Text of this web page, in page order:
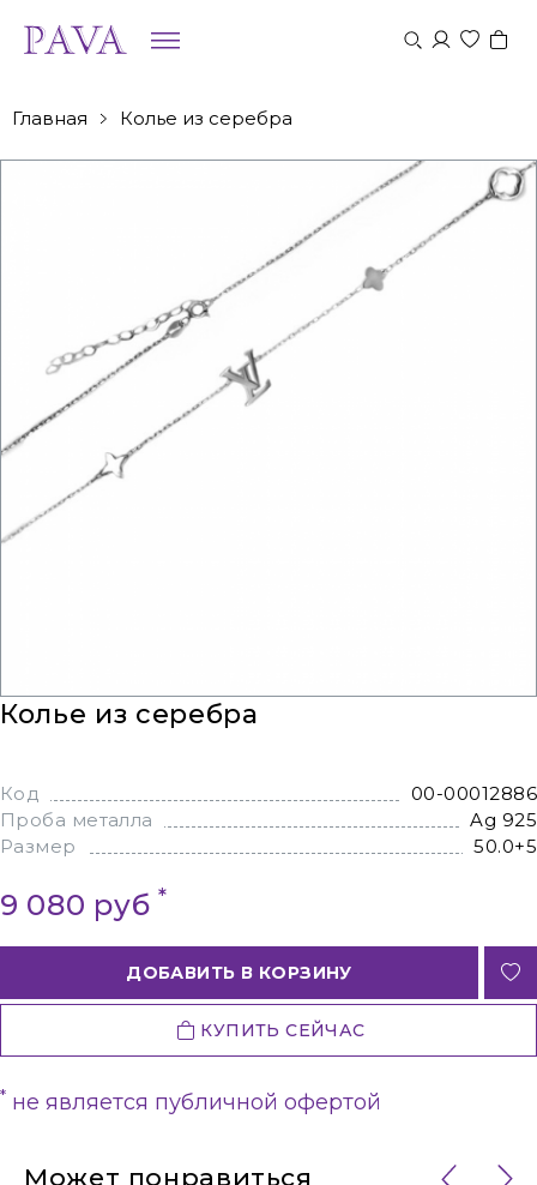
Главная Колье из серебра
Колье из серебра
Код
00-00012886
Проба металла
Ag 925
Размер
50.0+5
9 080 руб*
ДОБАВИТЬ В КОРЗИНУ
КУПИТЬ СЕЙЧАС
* не является публичной офертой
Может понравиться